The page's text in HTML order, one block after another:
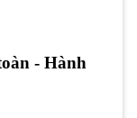
- Hành